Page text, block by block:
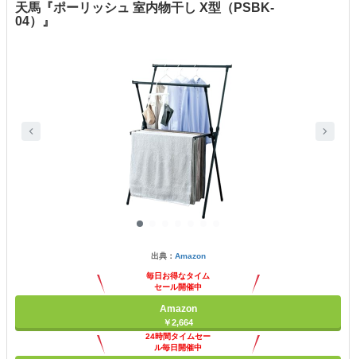
天馬『ポーリッシュ 室内物干し X型（PSBK-
04）』
出典： Amazon
毎日お得なタイム
セール開催中
Amazon
￥2,664
24時間タイムセー
ル毎日開催中